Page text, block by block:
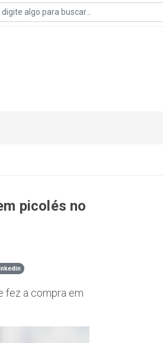
picolés no
fez a compra em